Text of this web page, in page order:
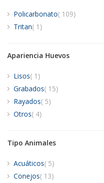
Policarbonato 109artículos
Tritan 1 artículo
Apariencia Huevos
Lisos 1 artículo
Grabados 15artículos
Rayados 5artículos
Otros 4artículos
Tipo Animales
Acuáticos 5artículos
Conejos 13artículos